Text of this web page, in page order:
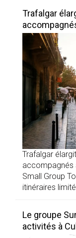
Trafalgar
Trafalgar
accompagnés
Small Group
itinéraires
Le groupe
activités à